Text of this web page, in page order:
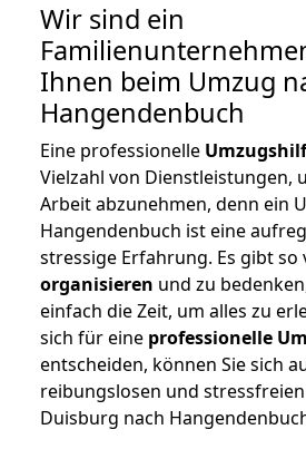
Wir sind ein
Ihnen beim Umzug
Hangendenbuch
Eine professionelle
Vielzahl von Dienstleistungen,
Arbeit abzunehmen, denn ein
Hangendenbuch ist eine
stressige Erfahrung. Es gibt so
organisieren und zu
einfach die Zeit, um alles zu
sich für eine professionelle
entscheiden, können Sie sich
reibungslosen und
Duisburg nach